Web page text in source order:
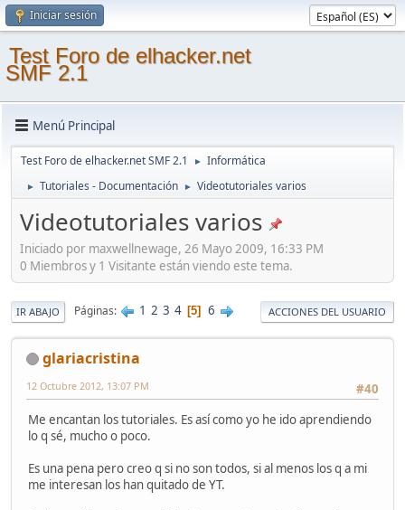
Iniciar sesión
Test Foro de elhacker.net
SMF 2.1
Menú Principal
Test Foro de elhacker.net SMF 2.1 ► Informática
► Tutoriales - Documentación ► Videotutoriales varios
Videotutoriales varios
Iniciado por maxwellnewage, 26 Mayo 2009, 16:33 PM
0 Miembros y 1 Visitante están viendo este tema.
IR ABAJO Páginas 1 2 3 4 5 6 ACCIONES DEL USUARIO
glariacristina
#40
12 Octubre 2012, 13:07 PM
Me encantan los tutoriales. Es así como yo he ido aprendiendo
lo q sé, mucho o poco.
Es una pena pero creo q si no son todos, si al menos los q a mi
me interesan los han quitado de YT.